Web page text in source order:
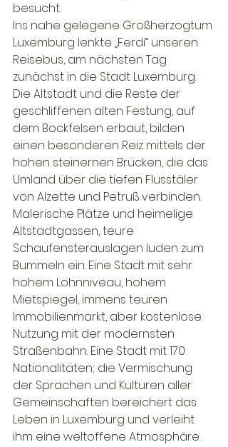
besucht.
Ins nahe gelegene Großherzogtum
Luxemburg lenkte „Ferdi“ unseren
Reisebus, am nächsten Tag
zunächst in die Stadt Luxemburg.
Die Altstadt und die Reste der
geschliffenen alten Festung, auf
dem Bockfelsen erbaut, bilden
einen besonderen Reiz mittels der
hohen steinernen Brücken, die das
Umland über die tiefen Flusstäler
von Alzette und Petruß verbinden.
Malerische Plätze und heimelige
Altstadtgassen, teure
Schaufensterauslagen luden zum
Bummeln ein. Eine Stadt mit sehr
hohem Lohnniveau, hohem
Mietspiegel, immens teuren
Immobilienmarkt, aber kostenlose
Nutzung mit der modernsten
Straßenbahn. Eine Stadt mit 170
Nationalitäten; die Vermischung
der Sprachen und Kulturen aller
Gemeinschaften bereichert das
Leben in Luxemburg und verleiht
ihm eine weltoffene Atmosphäre.